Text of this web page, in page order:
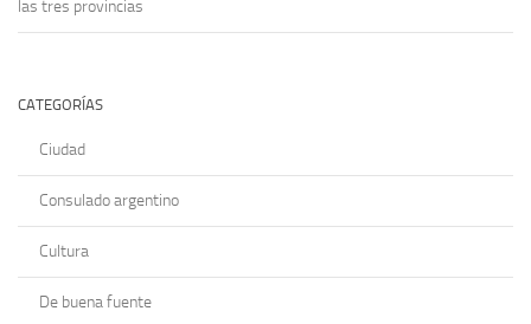
las tres provincias
CATEGORÍAS
Ciudad
Consulado argentino
Cultura
De buena fuente